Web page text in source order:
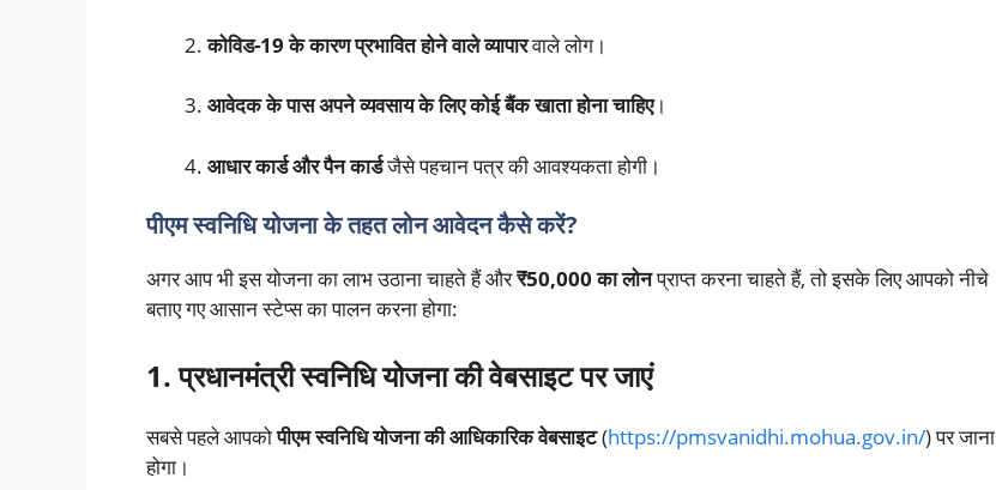
कोविड-19 के कारण प्रभावित होने वाले व्यापारवाले लोग।
आवेदक के पास अपने व्यवसाय के लिए कोई बैंक खाता होना चाहिए।
आधार कार्ड और पैन कार्डजैसे पहचान पत्र की आवश्यकता होगी।
पीएम स्वनिधि योजना के तहत लोन आवेदन कैसे करें?
अगर आप भी इस योजना का लाभ उठाना चाहते हैं और₹50,000 का लोनप्राप्त करना चाहते हैं, तो इसके लिए आपको नीचे
बताए गए आसान स्टेप्स का पालन करना होगा:
1. प्रधानमंत्री स्वनिधि योजना की वेबसाइट पर जाएं
सबसे पहले आपकोपीएम स्वनिधि योजना की आधिकारिक वेबसाइट(https://pmsvanidhi.mohua.gov.in/) पर जाना
होगा।